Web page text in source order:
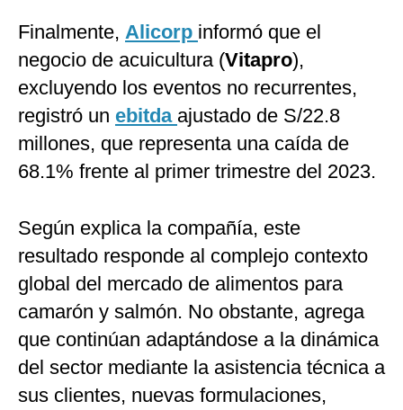
Finalmente, Alicorp informó que el
negocio de acuicultura (Vitapro),
excluyendo los eventos no recurrentes,
registró un ebitda ajustado de S/22.8
millones, que representa una caída de
68.1% frente al primer trimestre del 2023.
Según explica la compañía, este
resultado responde al complejo contexto
global del mercado de alimentos para
camarón y salmón. No obstante, agrega
que continúan adaptándose a la dinámica
del sector mediante la asistencia técnica a
sus clientes, nuevas formulaciones,